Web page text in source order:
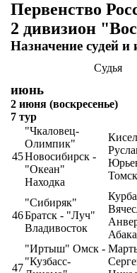
Первенство
2 дивизион
Назначение судей и
Судья
июнь
2 июня (воскресенье)
7 тур
45
"Чкаловец-
Олимпик"
Новосибирск -
"Океан"
Находка
Томск
46
"Сибиряк"
Братск - "Луч"
Владивосток
47
"Иртыш" Омск -
"Кузбасс-